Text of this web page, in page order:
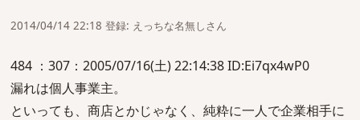
2014/04/14 22:18 登録: えっちな名無しさん
484 ：307：2005/07/16(土) 22:14:38 ID:Ei7qx4wP0
漏れは個人事業主。
といっても、商店とかじゃなく、純粋に一人で企業相手に